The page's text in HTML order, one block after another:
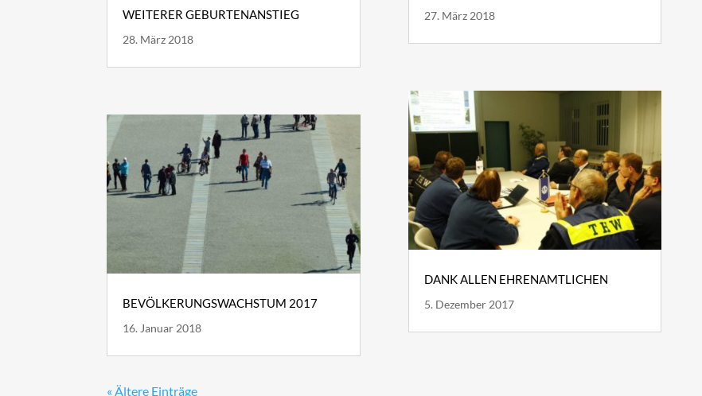
WEITERER GEBURTENANSTIEG
28. März 2018
BEVÖLKERUNGSWACHSTUM 2017
16. Januar 2018
27. März 2018
DANK ALLEN EHRENAMTLICHEN
5. Dezember 2017
« Ältere Einträge